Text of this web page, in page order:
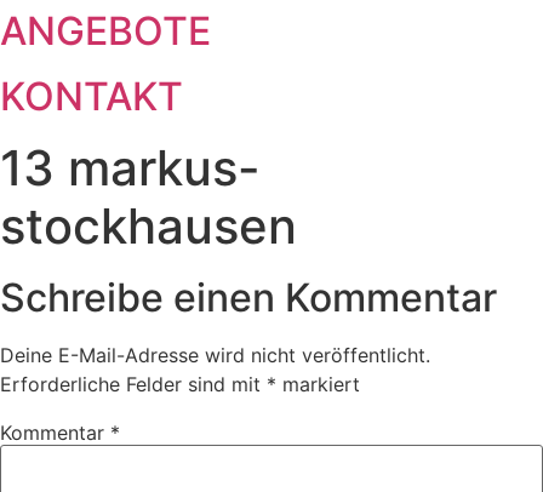
ANGEBOTE
KONTAKT
13 markus-
stockhausen
Schreibe einen Kommentar
Deine E-Mail-Adresse wird nicht veröffentlicht.
Erforderliche Felder sind mit * markiert
Kommentar *